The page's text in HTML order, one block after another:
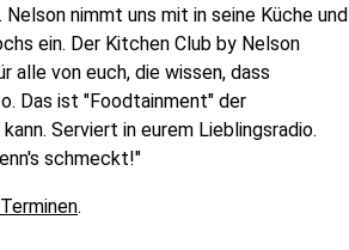
nimmt uns mit in seine Küche und
ein. Der Kitchen Club by Nelson
alle von euch, die wissen, dass
Das ist "Foodtainment" der
Serviert in eurem Lieblingsradio.
schmeckt!"
.